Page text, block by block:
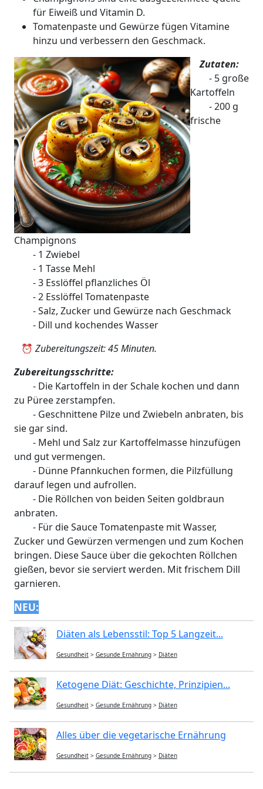
für Eiweiß und Vitamin D.
Tomatenpaste und Gewürze fügen Vitamine
hinzu und verbessern den Geschmack.
Zutaten:
- 5 große
Kartoffeln
- 200 g
frische
Champignons
- 1 Zwiebel
- 1 Tasse Mehl
- 3 Esslöffel pflanzliches Öl
- 2 Esslöffel Tomatenpaste
- Salz, Zucker und Gewürze nach Geschmack
- Dill und kochendes Wasser
⏰ Zubereitungszeit: 45 Minuten.
Zubereitungsschritte:
- Die Kartoffeln in der Schale kochen und dann
zu Püree zerstampfen.
- Geschnittene Pilze und Zwiebeln anbraten, bis
sie gar sind.
- Mehl und Salz zur Kartoffelmasse hinzufügen
und gut vermengen.
- Dünne Pfannkuchen formen, die Pilzfüllung
darauf legen und aufrollen.
- Die Röllchen von beiden Seiten goldbraun
anbraten.
- Für die Sauce Tomatenpaste mit Wasser,
Zucker und Gewürzen vermengen und zum Kochen
bringen. Diese Sauce über die gekochten Röllchen
gießen, bevor sie serviert werden. Mit frischem Dill
garnieren.
NEU:
Diäten als Lebensstil: Top 5 Langzeit...
Gesundheit > Gesunde Ernährung > Diäten
Ketogene Diät: Geschichte, Prinzipien...
Gesundheit > Gesunde Ernährung > Diäten
Alles über die vegetarische Ernährung
Gesundheit > Gesunde Ernährung > Diäten